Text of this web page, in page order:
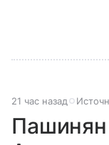
21 час назад
Пашинян